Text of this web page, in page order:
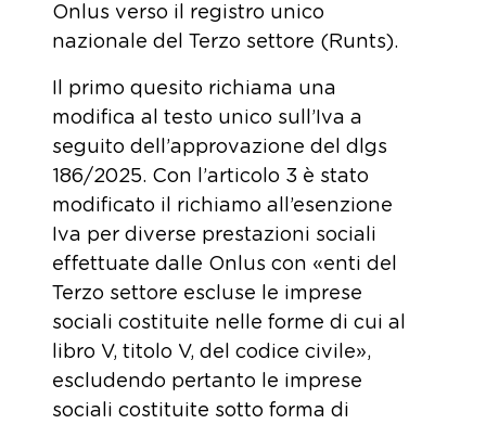
Onlus verso il registro unico
nazionale del Terzo settore (Runts).
Il primo quesito richiama una
modifica al testo unico sull’Iva a
seguito dell’approvazione del dlgs
186/2025. Con l’articolo 3 è stato
modificato il richiamo all’esenzione
Iva per diverse prestazioni sociali
effettuate dalle Onlus con «enti del
Terzo settore escluse le imprese
sociali costituite nelle forme di cui al
libro V, titolo V, del codice civile»,
escludendo pertanto le imprese
sociali costituite sotto forma di